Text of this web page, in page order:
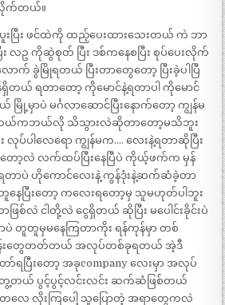
လိုက်တယ်။
းပြီး ဖင်ထဲကို ထည့်ပေးထားသေးတယ် ကဲ ဘာ
လဥ ကိုဆွဲစုတ် ပြီး ဒစ်ကနေစပြီး စုပ်ပေးလိုက်
ာက် ခွဲမြိုရတယ် ပြီးတာတွေတော့ ပြီးခဲ့ပါပြီ
တယ် ရတာတော့ ကိုမောင်နဲ့ရတာပါ ကိုမောင်
ြို့မှာပဲ မင်္ဂလာဆောင်ပြီးနောက်တော့ ကျွန်မ
ယ်ကဘယ်လို သိသွားလဲဆိုတာတော့မသိဘူး
ပ်ပါလေရော ကျွန်မက…. လေးနဲ့ရတာဆိုပြီး
တော့လဲ လက်ထပ်ပြီးနေပြီပဲ ကိုယ့်ဖက်က မှန်
တာပဲ ဟိုကောင်လေးနဲ့ ကွန်ဒုံးနဲ့ဆက်ဆံခဲ့တာ
ေပြီးတော့ ကလေးရတော့မှ သူမဟုတ်ပါဘူး
စ်လဲ ငါတို့လဲ ငွေရှိတယ် ဆိုပြီး မပေါင်းခိုင်းပဲ
တူတူမှမနေကြတာကိုး ရန်ကုန်မှာ တစ်
းတွေတတ်တယ် အလုပ်တစ်ခုရတယ် အဲ့ဒီ
ရပြီးတော့ အခုcompany လေးမှာ အလုပ်
တယ် ပွင့်ပွင့်လင်းလင်း ဆက်ဆံဖြစ်တယ်
ေ လိုးကြပေါ့ သူပြောတဲ့ အရာတွေကလဲ